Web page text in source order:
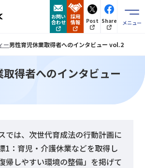
お問い
合わせ
採用
情報
Post Share メニュー
ー男性育児休業取得者へのインタビュー vol.2
得者へのインタビュー
では、次世代育成法の行動計画に
1：育児・介護休業などを取得し
帰しやすい環境の整備」を掲げて